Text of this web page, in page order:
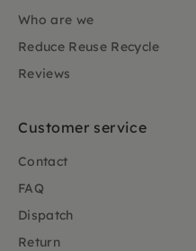
Who are we
Reduce Reuse Recycle
Reviews
Customer service
Contact
FAQ
Dispatch
Return